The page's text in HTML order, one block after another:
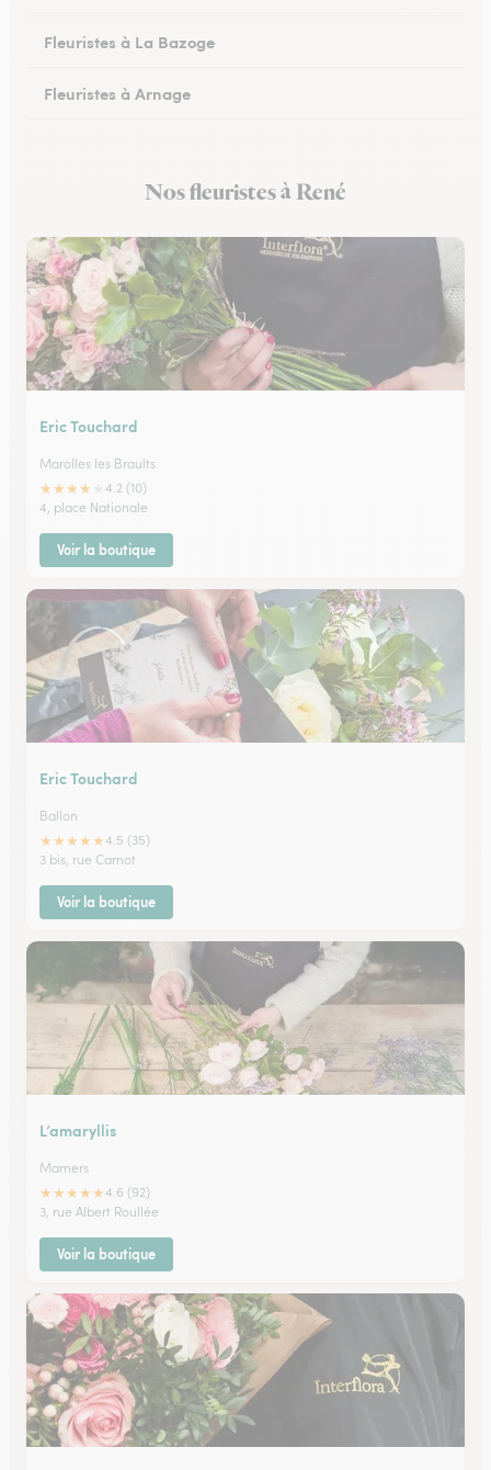
Fleuristes à La Bazoge
Fleuristes à Arnage
Fleuristes à ConlieNos fleuristes à René
Eric Touchard
Marolles les Braults
★★★★
4.2 (10)
4, place Nationale
Voir la boutique
Eric Touchard
Ballon
★★★★★4.5 (35)
3 bis, rue Carnot
Voir la boutique
L’amaryllis
Mamers
★★★★★4.6 (92)
3, rue Albert Roullée
Voir la boutique